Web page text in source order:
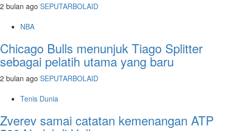
2 bulan ago SEPUTARBOLAID
NBA
Chicago Bulls menunjuk Tiago Splitter
sebagai pelatih utama yang baru
2 bulan ago SEPUTARBOLAID
Tenis Dunia
Zverev samai catatan kemenangan ATP